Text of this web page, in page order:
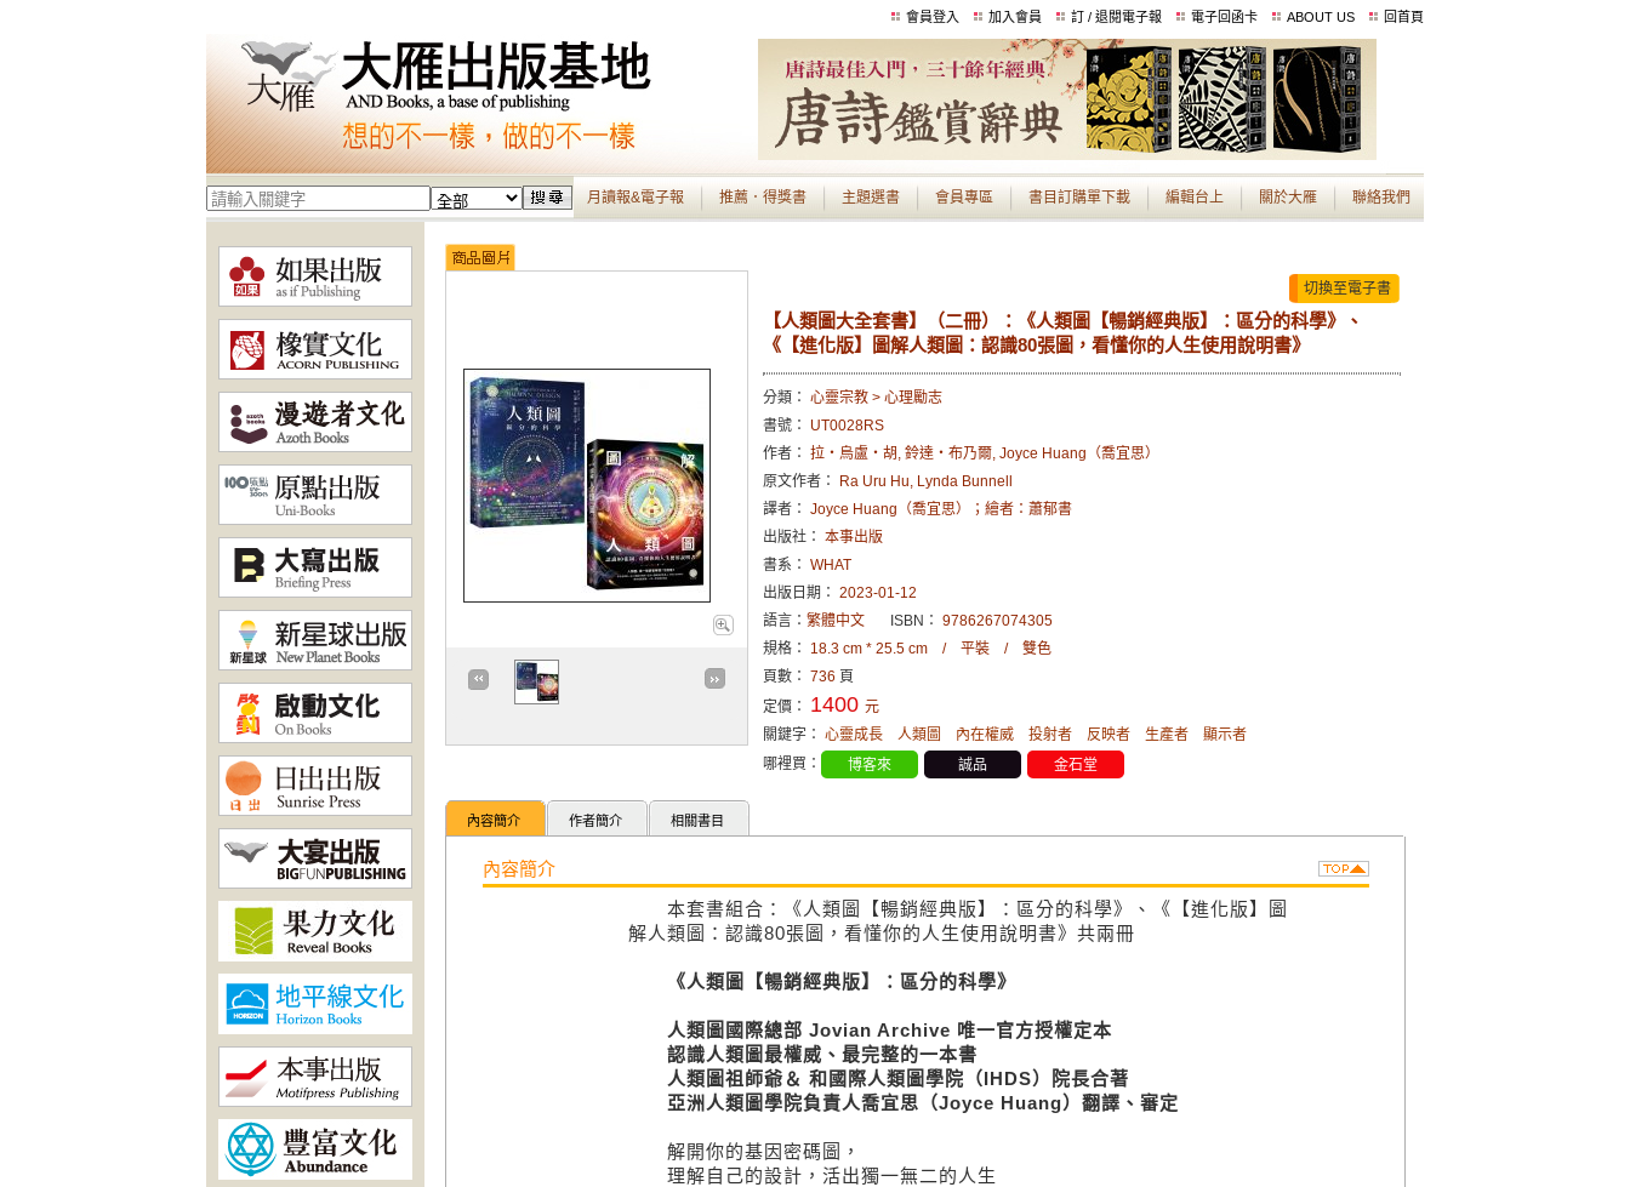
會員登入 加入會員 訂 / 退閱電子報 電子回函卡 ABOUT US 回首頁
月讀報&電子報 推薦．得獎書 主題選書 會員專區 書目訂購單下載 編輯台上 關於大雁 聯絡我們
切換至電子書
【人類圖大全套書】（二冊）：《人類圖【暢銷經典版】：區分的科學》、
《【進化版】圖解人類圖：認識80張圖，看懂你的人生使用說明書》
分類： 心靈宗教 > 心理勵志
書號： UT0028RS
作者： 拉‧烏盧‧胡, 鈴達‧布乃爾, Joyce Huang（喬宜思）
原文作者：
Ra Uru Hu, Lynda Bunnell
譯者： Joyce Huang（喬宜思）；繪者：蕭郁書
出版社： 本事出版
書系： WHAT
出版日期： 2023-01-12
語言： 繁體中文 ISBN： 9786267074305
規格： 18.3 cm * 25.5 cm / 平裝 / 雙色
頁數： 736 頁
定價： 1400 元
關鍵字： 心靈成長 人類圖 內在權威 投射者 反映者 生產者
顯示者
哪裡買：
博客來 誠品 金石堂
內容簡介 作者簡介 相關書目
內容簡介
本套書組合：《人類圖【暢銷經典版】：區分的科學》、《【進化版】圖
解人類圖：認識80張圖，看懂你的人生使用說明書》共兩冊
《人類圖【暢銷經典版】：區分的科學》
人類圖國際總部 Jovian Archive 唯一官方授權定本
認識人類圖最權威、最完整的一本書
人類圖祖師爺＆ 和國際人類圖學院（IHDS）院長合著
亞洲人類圖學院負責人喬宜思（Joyce Huang）翻譯、審定
解開你的基因密碼圖，
理解自己的設計，活出獨一無二的人生